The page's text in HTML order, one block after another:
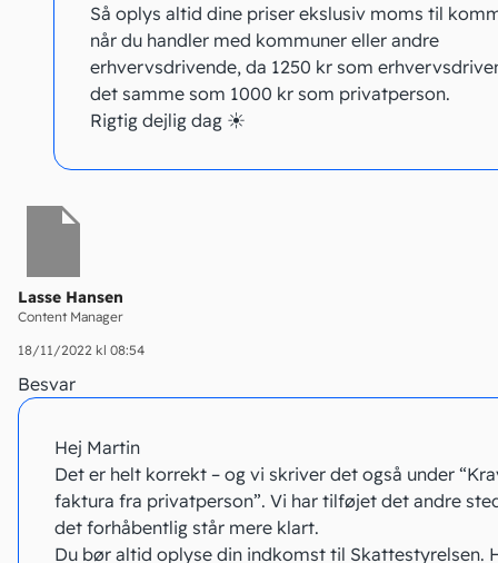
Så oplys altid dine priser ekslusiv moms til
når du handler med kommuner eller andre
erhvervsdrivende, da 1250 kr som
det samme som 1000 kr som privatperson.
Rigtig dejlig dag ☀️
Lasse Hansen
Content Manager
18/11/2022 kl 08:54
Besvar
Hej Martin
Det er helt korrekt – og vi skriver det også under
faktura fra privatperson”. Vi har tilføjet det andre
det forhåbentlig står mere klart.
Du bør altid oplyse din indkomst til Skattestyrelsen.